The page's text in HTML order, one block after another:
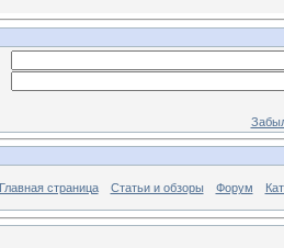
Главная страница Статьи и обзоры Форум